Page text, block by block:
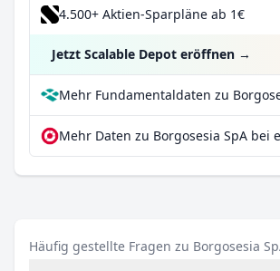
4.500+ Aktien-Sparpläne ab 1€
Jetzt Scalable Depot eröffnen →
Mehr Daten zu Borgosesia SpA bei
Häufig gestellte Fragen zu Borgosesia